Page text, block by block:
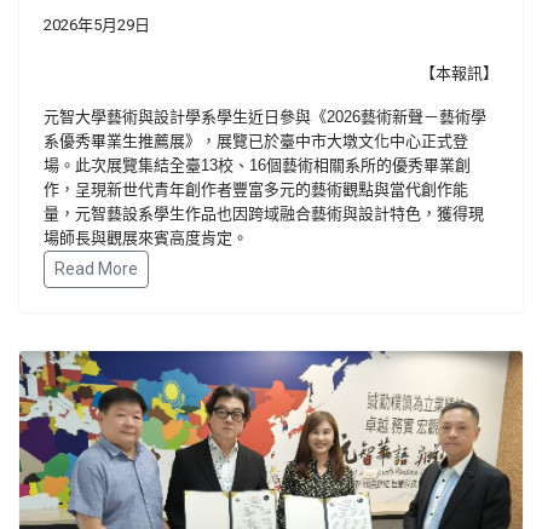
2026年5月29日
【本報訊】
元智大學藝術與設計學系學生近日參與《2026藝術新聲－藝術學
系優秀畢業生推薦展》，展覽已於臺中市大墩文化中心正式登
場。此次展覽集結全臺13校、 16個藝術相關系所的優秀畢業創
作，呈現新世代青年創作者豐富多元的藝術觀點與當代創作能
量，元智藝設系學生作品也因跨域融合藝術與設計特色，獲得現
場師長與觀展來賓高度肯定。
Read More